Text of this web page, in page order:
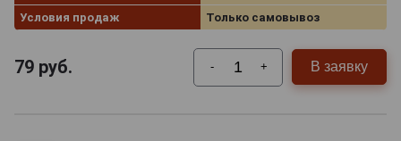
Условия продаж
Только самовывоз
79 руб. - + В заявку